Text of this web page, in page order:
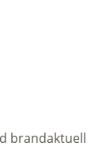
brandaktuell